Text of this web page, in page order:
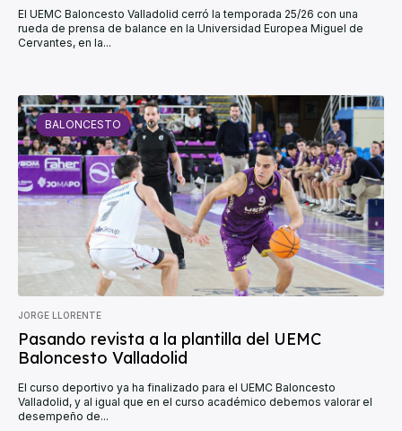
El UEMC Baloncesto Valladolid cerró la temporada 25/26 con una
rueda de prensa de balance en la Universidad Europea Miguel de
Cervantes, en la...
BALONCESTO
JORGE LLORENTE
Pasando revista a la plantilla del UEMC
Baloncesto Valladolid
El curso deportivo ya ha finalizado para el UEMC Baloncesto
Valladolid, y al igual que en el curso académico debemos valorar el
desempeño de...